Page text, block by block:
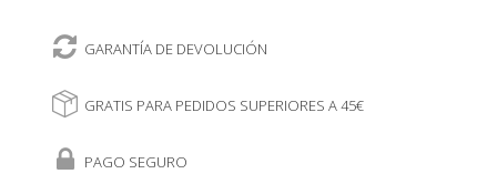
GARANTÍA DE DEVOLUCIÓN
GRATIS PARA PEDIDOS SUPERIORES A 45€
PAGO SEGURO